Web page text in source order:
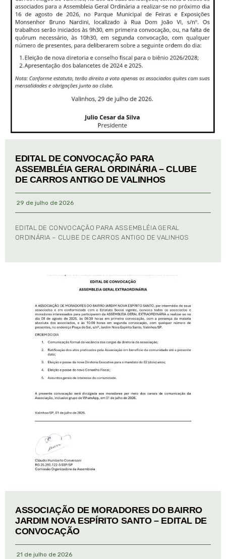
EDITAL DE CONVOCAÇÃO PARA
ASSEMBLÉIA GERAL ORDINÁRIA – CLUBE
DE CARROS ANTIGO DE VALINHOS
29 de julho de 2026
EDITAL DE CONVOCAÇÃO PARA ASSEMBLÉIA GERAL
ORDINÁRIA – CLUBE DE CARROS ANTIGO DE VALINHOS
ASSOCIAÇÃO DE MORADORES DO BAIRRO
JARDIM NOVA ESPÍRITO SANTO – EDITAL DE
CONVOCAÇÃO
21 de julho de 2026